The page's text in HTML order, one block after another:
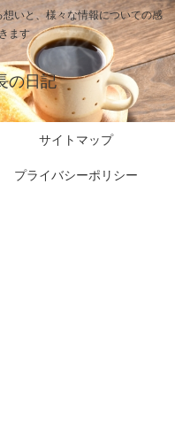
いと、様々な情報についての感
ます
の日記
サイトマップ
プライバシーポリシー